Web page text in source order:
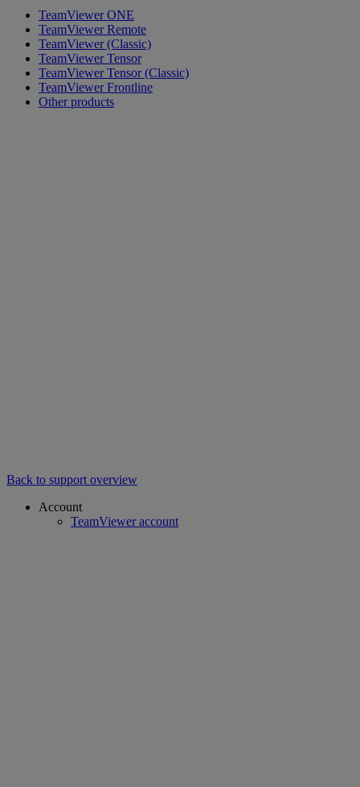
TeamViewer ONE
TeamViewer Remote
TeamViewer (Classic)
TeamViewer Tensor
TeamViewer Tensor (Classic)
TeamViewer Frontline
Other products
Back to support overview
Account
TeamViewer account